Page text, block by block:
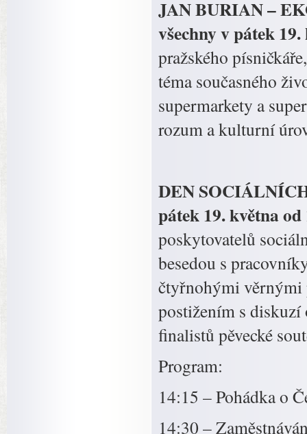
JAN BURIAN –
všechny v pátek
pražského
téma současného
supermarkety a
rozum a kulturní
DEN
pátek 19. května
poskytovatelů
besedou s
čtyřnohými věrnými
postižením s diskuzí
finalistů pěvecké
Program:
14:15 – Pohádka o
14:30 –